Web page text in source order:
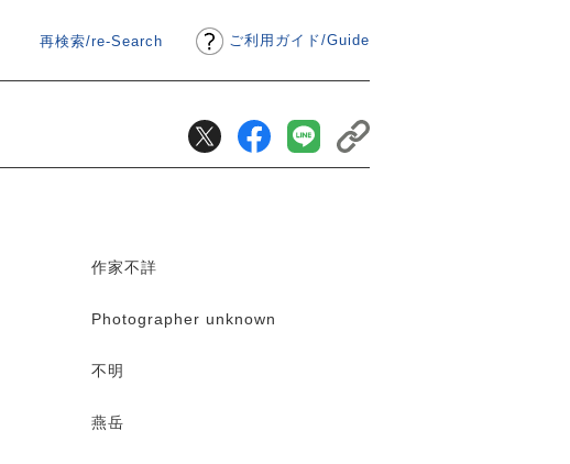
ご利用ガイド/Guide
再検索/re-Search
作家不詳
Photographer unknown
不明
燕岳